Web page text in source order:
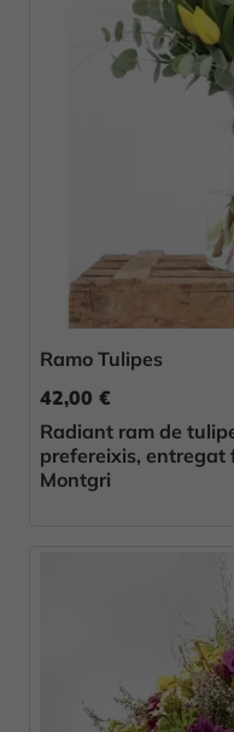
Ramo Tulipes
42,00 €
Radiant ram de
prefereixis, entregat
Montgri